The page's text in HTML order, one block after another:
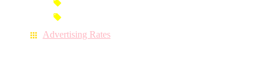
Advertising Rates